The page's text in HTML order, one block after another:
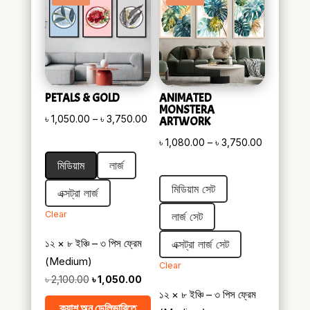
PETALS & GOLD
৳ 1,050.00 – ৳ 3,750.00Price
range:
৳ 3,750.00
মিডিয়াম
লার্জ
এক্সট্রা লার্জ
Clear
১২ × ৮ ইঞ্চি – ৩ পিস ফ্রেম
(Medium)
৳2,100.00 Original
price
৳1,050.00Current
price
ANIMATED
MONSTERA
ARTWORK
৳1,080.00 – ৳3,750.00
মিডিয়াম সেট
লার্জ সেট
এক্সট্রা লার্জ সেট
Clear
১২ × ৮ ইঞ্চি – ৩ পিস ফ্রেম